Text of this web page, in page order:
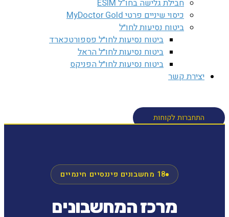
חבילת גלישה בחו”ל ESIM
כיסוי שיניים פרטי MyDoctor Gold
ביטוח נסיעות לחו״ל
ביטוח נסיעות לחו״ל פספורטכארד
ביטוח נסיעות לחו״ל הראל
ביטוח נסיעות לחו״ל הפניקס
יצירת קשר
התחברות לקוחות
18 מחשבונים פיננסיים חינמיים
מרכז המחשבונים